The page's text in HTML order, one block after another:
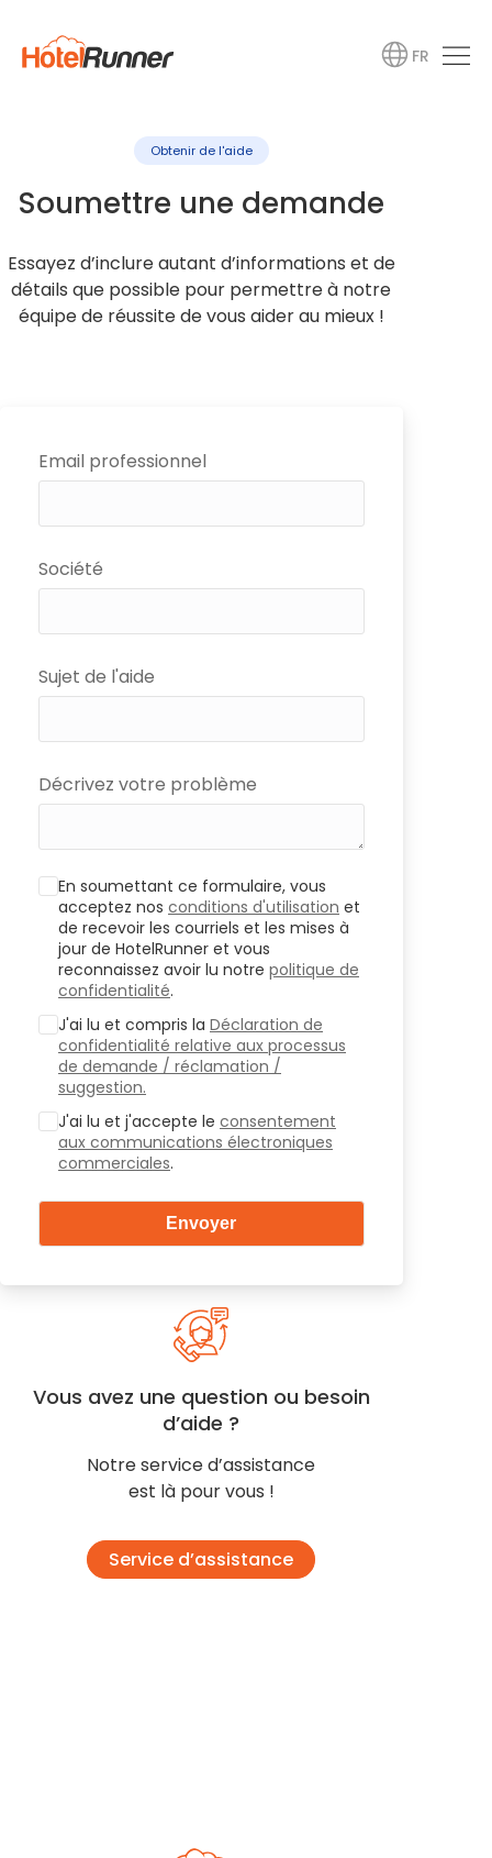
FR
Obtenir de l'aide
Soumettre une demande
Essayez d’inclure autant d’informations et de
détails que possible pour permettre à notre
équipe de réussite de vous aider au mieux !
Email professionnel
Société
Sujet de l'aide
Décrivez votre problème
En soumettant ce formulaire, vous
acceptez nos conditions d'utilisation et
de recevoir les courriels et les mises à
jour de HotelRunner et vous
reconnaissez avoir lu notre politique de
confidentialité.
J'ai lu et compris la Déclaration de
confidentialité relative aux processus
de demande / réclamation /
suggestion.
J'ai lu et j'accepte le consentement
aux communications électroniques
commerciales.
Vous avez une question ou besoin
d’aide ?
Notre service d’assistance
est là pour vous !
Service d’assistance